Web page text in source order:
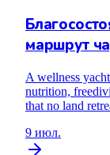
маршрут
A wellness
nutrition,
that no land
9 июл.